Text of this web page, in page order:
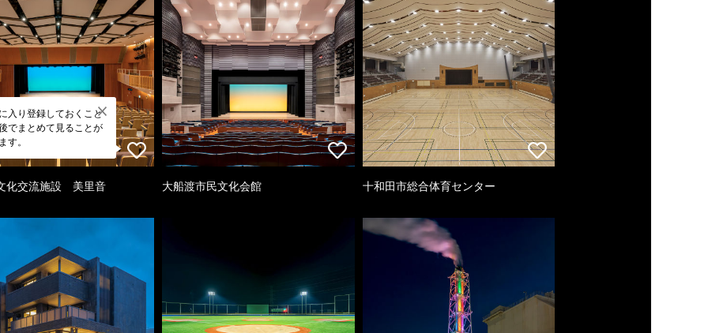
入り登録しておくこと
でまとめて見ることが
す。
化交流施設 美里音 大船渡市民文化会館 十和田市総合体育センター